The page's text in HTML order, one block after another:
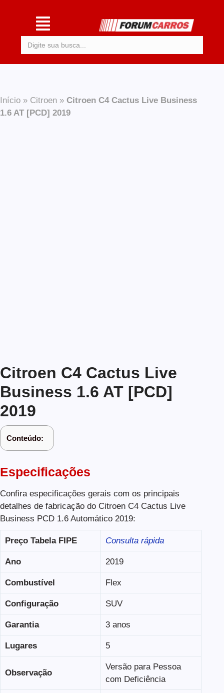
Início » Citroen » Citroen C4 Cactus Live Business
1.6 AT [PCD] 2019
Citroen C4 Cactus Live
Business 1.6 AT [PCD]
2019
Conteúdo:
Especificações
Confira especificações gerais com os principais
detalhes de fabricação do Citroen C4 Cactus Live
Business PCD 1.6 Automático 2019:
Preço Tabela FIPE Consulta rápida
Ano 2019
Combustível Flex
Configuração SUV
Garantia 3 anos
Lugares 5
Observação
Versão para Pessoa
com Deficiência